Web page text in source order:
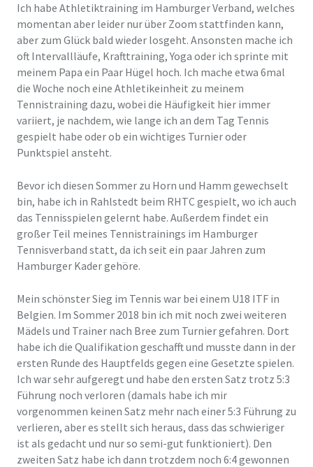
Ich habe Athletiktraining im Hamburger Verband, welches
momentan aber leider nur über Zoom stattfinden kann,
aber zum Glück bald wieder losgeht. Ansonsten mache ich
oft Intervallläufe, Krafttraining, Yoga oder ich sprinte mit
meinem Papa ein Paar Hügel hoch. Ich mache etwa 6mal
die Woche noch eine Athletikeinheit zu meinem
Tennistraining dazu, wobei die Häufigkeit hier immer
variiert, je nachdem, wie lange ich an dem Tag Tennis
gespielt habe oder ob ein wichtiges Turnier oder
Punktspiel ansteht.
Bevor ich diesen Sommer zu Horn und Hamm gewechselt
bin, habe ich in Rahlstedt beim RHTC gespielt, wo ich auch
das Tennisspielen gelernt habe. Außerdem findet ein
großer Teil meines Tennistrainings im Hamburger
Tennisverband statt, da ich seit ein paar Jahren zum
Hamburger Kader gehöre.
Mein schönster Sieg im Tennis war bei einem U18 ITF in
Belgien. Im Sommer 2018 bin ich mit noch zwei weiteren
Mädels und Trainer nach Bree zum Turnier gefahren. Dort
habe ich die Qualifikation geschafft und musste dann in der
ersten Runde des Hauptfelds gegen eine Gesetzte spielen.
Ich war sehr aufgeregt und habe den ersten Satz trotz 5:3
Führung noch verloren (damals habe ich mir
vorgenommen keinen Satz mehr nach einer 5:3 Führung zu
verlieren, aber es stellt sich heraus, dass das schwieriger
ist als gedacht und nur so semi-gut funktioniert). Den
zweiten Satz habe ich dann trotzdem noch 6:4 gewonnen